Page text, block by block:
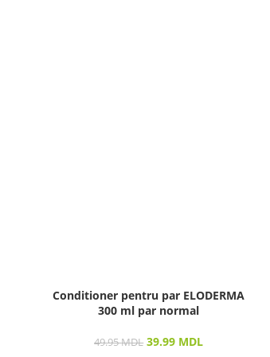
Conditioner pentru par ELODERMA
300 ml par normal
49.95MDL 39.99 MDL